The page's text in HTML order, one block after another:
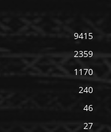
9415
2359
1170
240
46
27